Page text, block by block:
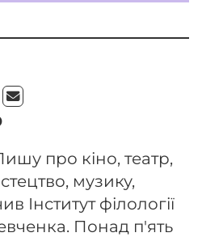
про кіно, театр,
музику,
Інститут філології
Понад п'ять